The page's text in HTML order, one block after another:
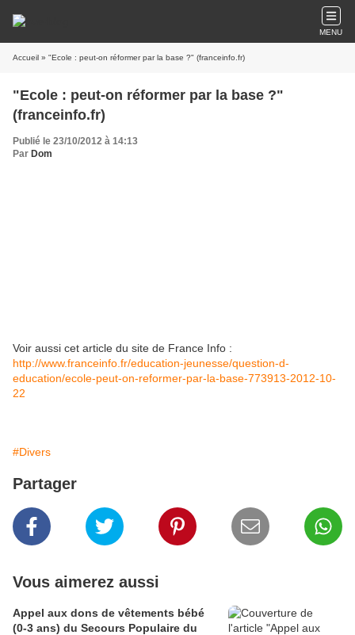
MENU
Accueil » "Ecole : peut-on réformer par la base ?" (franceinfo.fr)
"Ecole : peut-on réformer par la base ?"
(franceinfo.fr)
Publié le 23/10/2012 à 14:13
Par Dom
Voir aussi cet article du site de France Info :
http://www.franceinfo.fr/education-jeunesse/question-d-
education/ecole-peut-on-reformer-par-la-base-773913-2012-10-
22
#Divers
Partager
Vous aimerez aussi
Appel aux dons de vêtements bébé
(0-3 ans) du Secours Populaire du